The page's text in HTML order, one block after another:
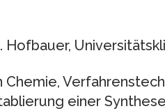
Hofbauer,
einer